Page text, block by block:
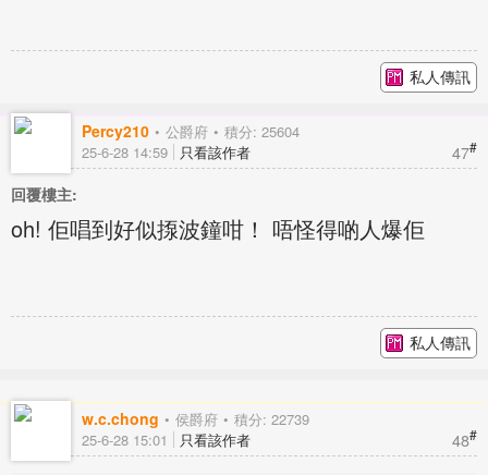
私人傳訊
Percy210 公爵府 積分: 25604
47#
25-6-28 14:59 只看該作者
回覆樓主:
oh! 佢唱到好似揼波鐘咁！ 唔怪得啲人爆佢
私人傳訊
w.c.chong 侯爵府 積分: 22739
48#
25-6-28 15:01 只看該作者